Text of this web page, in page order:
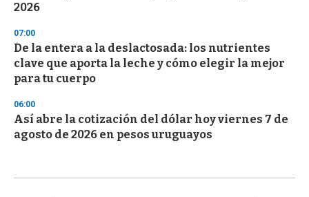
2026
07:00
De la entera a la deslactosada: los nutrientes
clave que aporta la leche y cómo elegir la mejor
para tu cuerpo
06:00
Así abre la cotización del dólar hoy viernes 7 de
agosto de 2026 en pesos uruguayos